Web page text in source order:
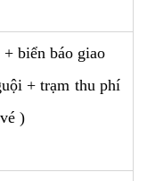
biển báo giao
+ trạm thu phí
)